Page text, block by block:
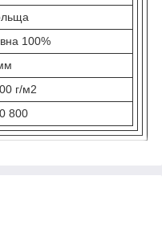
100%
г/м2
800